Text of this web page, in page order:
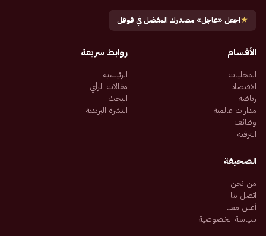
★اجعل «عاجل» مصدرك المفضل في قوقل
الأقسام
المحليات
الاقتصاد
رياضة
مدارات عالمية
وظائف
الترفيه
روابط سريعة
الرئيسية
مقالات الرأي
البحث
النشرة البريدية
الصحيفة
من نحن
اتصل بنا
أعلن معنا
سياسة الخصوصية